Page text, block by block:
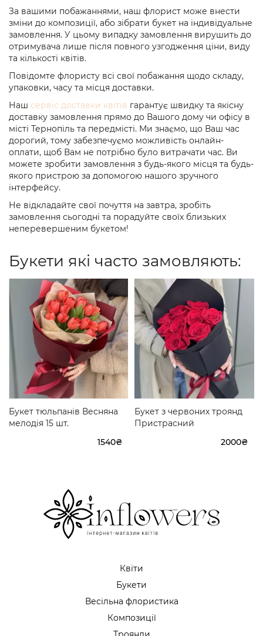
За вашими побажаннями, наш флорист може внести
зміни до композиції, або зібрати букет на індивідуальне
замовлення. У цьому випадку замовлення вирушить до
отримувача лише після повного узгодження ціни, виду
та кількості квітів.
Повідомте флористу всі свої побажання щодо складу,
упаковки, часу та місця доставки.
Наш сервіс доставки квітів гарантує швидку та якісну
доставку замовлення прямо до Вашого дому чи офісу в
місті Тернопіль та передмісті. Ми знаємо, що Ваш час
дорогий, тому забезпечуємо можливість онлайн-
оплати, щоб Вам не потрібно було витрачати час. Ви
можете зробити замовлення з будь-якого місця та будь-
якого пристрою за допомогою нашого зручного
інтерфейсу.
Не відкладайте свої почуття на завтра, зробіть
замовлення сьогодні та порадуйте своїх близьких
неперевершеним букетом!
Букети які часто замовляють:
Букет тюльпанів Весняна
мелодія 15 шт.
1540₴
Букет з червоних троянд
Пристрасний
2000₴
Квіти
Букети
Весільна флористика
Композиції